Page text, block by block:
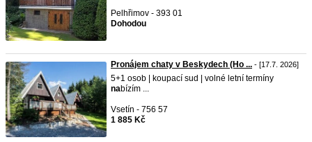
Pelhřimov - 393 01
Dohodou
Pronájem chaty v Beskydech (Ho ... - [17.7. 2026]
5+1 osob | koupací sud | volné letní termíny
nabízím ...
Vsetín - 756 57
1 885 Kč